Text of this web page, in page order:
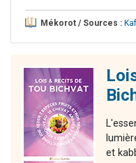
Mékorot / Sources :
et